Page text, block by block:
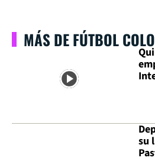
MÁS DE FÚTBOL
su